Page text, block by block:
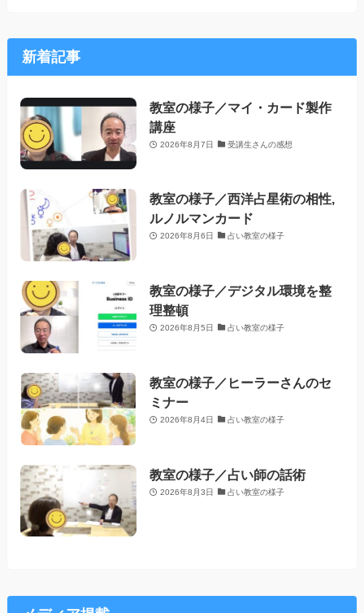
新着記事
教室の様子／マイ・カード製作
講座
2026年8月7日 受講生さんの感想
教室の様子／西洋占星術の相性,
ルノルマンカード
2026年8月6日 占い教室の様子
教室の様子／デジタル環境を整
理整頓
2026年8月5日 占い教室の様子
教室の様子／ヒーラーさんのセ
ミナー
2026年8月4日 占い教室の様子
教室の様子／占い師の話術
2026年8月3日 占い教室の様子